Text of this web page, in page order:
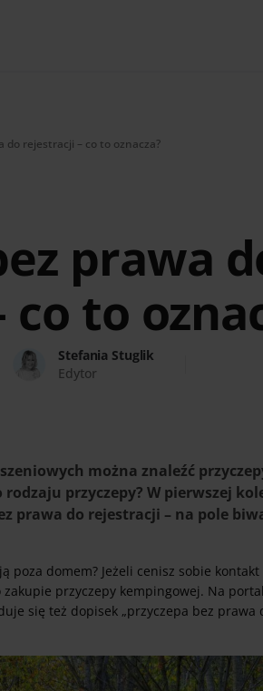
do rejestracji – co to oznacza?
prawa
to
Stefania Stuglik
Edytor
można znaleźć
przyczepy? W pierwszej
prawa do rejestracji – na pole
poza domem? Jeżeli cenisz sobie
przyczepy kempingowej. Na
się też dopisek „przyczepa bez prawa